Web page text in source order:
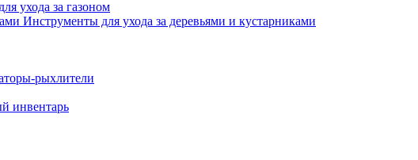
ухода за газоном
Инструменты для ухода за деревьями и кустарниками
рыхлители
инвентарь